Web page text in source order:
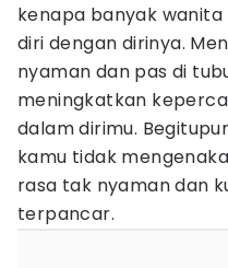
kenapa banyak
diri dengan dirinya.
nyaman dan pas di
meningkatkan
dalam dirimu.
kamu tidak
rasa tak nyaman dan
terpancar.